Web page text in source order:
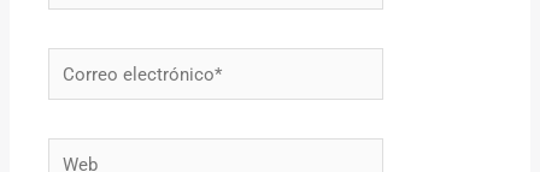
Correo
electrónico*
Web